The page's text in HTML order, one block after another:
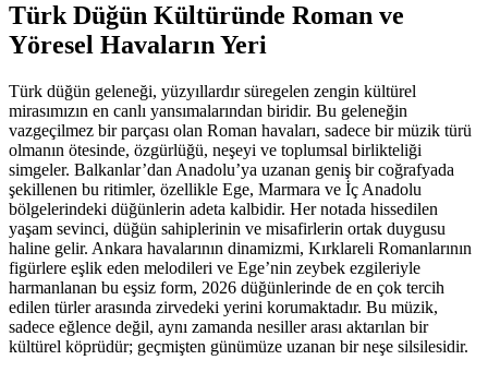
Türk Düğün Kültüründe Roman ve
Yöresel Havaların Yeri
Türk düğün geleneği, yüzyıllardır süregelen zengin kültürel
mirasımızın en canlı yansımalarından biridir. Bu geleneğin
vazgeçilmez bir parçası olan Roman havaları, sadece bir müzik türü
olmanın ötesinde, özgürlüğü, neşeyi ve toplumsal birlikteliği
simgeler. Balkanlar’dan Anadolu’ya uzanan geniş bir coğrafyada
şekillenen bu ritimler, özellikle Ege, Marmara ve İç Anadolu
bölgelerindeki düğünlerin adeta kalbidir. Her notada hissedilen
yaşam sevinci, düğün sahiplerinin ve misafirlerin ortak duygusu
haline gelir. Ankara havalarının dinamizmi, Kırklareli Romanlarının
figürlere eşlik eden melodileri ve Ege’nin zeybek ezgileriyle
harmanlanan bu eşsiz form, 2026 düğünlerinde de en çok tercih
edilen türler arasında zirvedeki yerini korumaktadır. Bu müzik,
sadece eğlence değil, aynı zamanda nesiller arası aktarılan bir
kültürel köprüdür; geçmişten günümüze uzanan bir neşe silsilesidir.